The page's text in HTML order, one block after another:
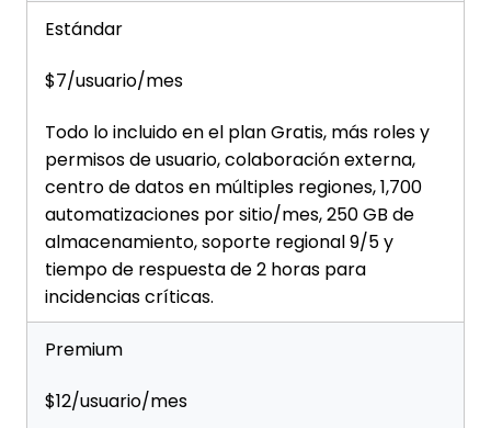
Estándar
$7/usuario/mes
Todo lo incluido en el plan Gratis, más roles y
permisos de usuario, colaboración externa,
centro de datos en múltiples regiones, 1,700
automatizaciones por sitio/mes, 250 GB de
almacenamiento, soporte regional 9/5 y
tiempo de respuesta de 2 horas para
incidencias críticas.
Premium
$12/usuario/mes